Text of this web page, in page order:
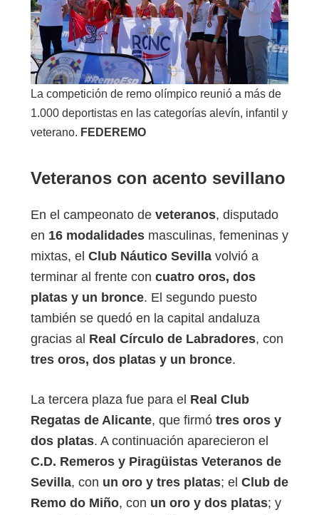
La competición de remo olímpico reunió a más de
1.000 deportistas en las categorías alevín, infantil y
veterano. FEDEREMO
Veteranos con acento sevillano
En el campeonato de veteranos, disputado
en 16 modalidades masculinas, femeninas y
mixtas, el Club Náutico Sevilla volvió a
terminar al frente con cuatro oros, dos
platas y un bronce. El segundo puesto
también se quedó en la capital andaluza
gracias al Real Círculo de Labradores, con
tres oros, dos platas y un bronce.
La tercera plaza fue para el Real Club
Regatas de Alicante, que firmó tres oros y
dos platas. A continuación aparecieron el
C.D. Remeros y Piragüistas Veteranos de
Sevilla, con un oro y tres platas; el Club de
Remo do Miño, con un oro y dos platas; y